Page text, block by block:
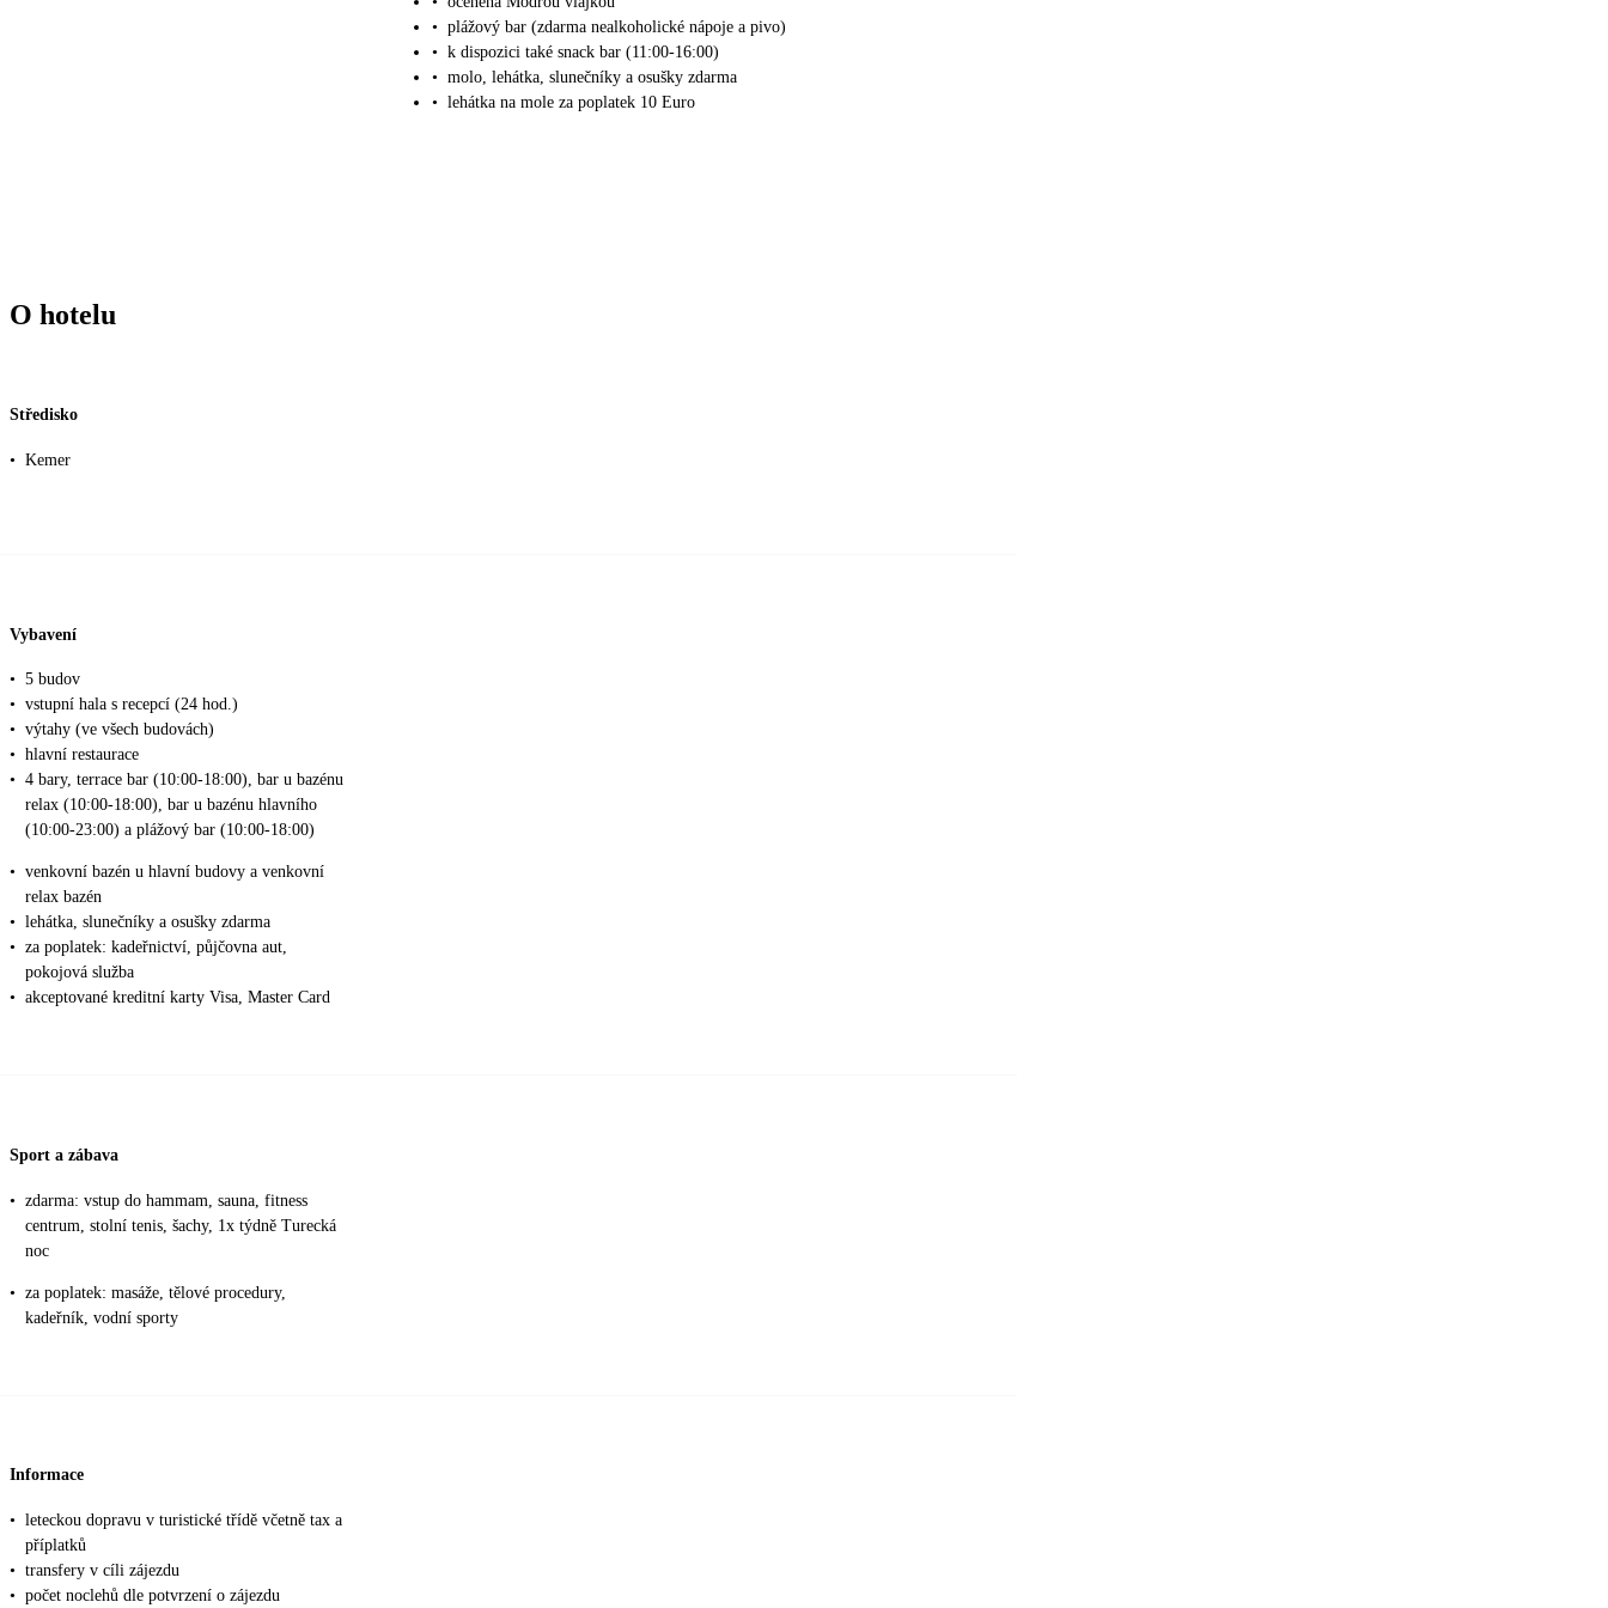
• plážový bar (zdarma nealkoholické nápoje a pivo)
• k dispozici také snack bar (11:00-16:00)
• molo, lehátka, slunečníky a osušky zdarma
• lehátka na mole za poplatek 10 Euro
O hotelu
Středisko
• Kemer
Vybavení
• 5 budov
• vstupní hala s recepcí (24 hod.)
• výtahy (ve všech budovách)
• hlavní restaurace
• 4 bary, terrace bar (10:00-18:00), bar u bazénu
relax (10:00-18:00), bar u bazénu hlavního
(10:00-23:00) a plážový bar (10:00-18:00)
• venkovní bazén u hlavní budovy a venkovní
relax bazén
• lehátka, slunečníky a osušky zdarma
• za poplatek: kadeřnictví, půjčovna aut,
pokojová služba
• akceptované kreditní karty Visa, Master Card
Sport a zábava
• zdarma: vstup do hammam, sauna, fitness
centrum, stolní tenis, šachy, 1x týdně Turecká
noc
• za poplatek: masáže, tělové procedury,
kadeřník, vodní sporty
Informace
• leteckou dopravu v turistické třídě včetně tax a
příplatků
• transfery v cíli zájezdu
• počet noclehů dle potvrzení o zájezdu